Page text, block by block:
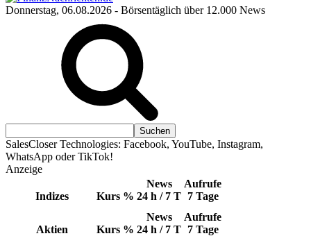
Donnerstag, 06.08.2026 - Börsentäglich über 12.000 News
SalesCloser Technologies: Facebook, YouTube, Instagram,
WhatsApp oder TikTok!
Anzeige
Indizes Kurs %
News
24 h / 7 T
Aufrufe
7 Tage
Aktien Kurs %
News
24 h / 7 T
Aufrufe
7 Tage